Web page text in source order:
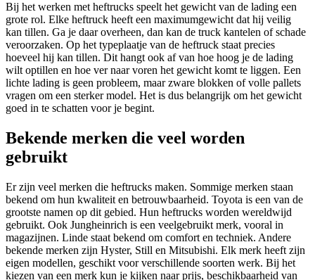
Bij het werken met heftrucks speelt het gewicht van de lading een
grote rol. Elke heftruck heeft een maximumgewicht dat hij veilig
kan tillen. Ga je daar overheen, dan kan de truck kantelen of schade
veroorzaken. Op het typeplaatje van de heftruck staat precies
hoeveel hij kan tillen. Dit hangt ook af van hoe hoog je de lading
wilt optillen en hoe ver naar voren het gewicht komt te liggen. Een
lichte lading is geen probleem, maar zware blokken of volle pallets
vragen om een sterker model. Het is dus belangrijk om het gewicht
goed in te schatten voor je begint.
Bekende merken die veel worden
gebruikt
Er zijn veel merken die heftrucks maken. Sommige merken staan
bekend om hun kwaliteit en betrouwbaarheid. Toyota is een van de
grootste namen op dit gebied. Hun heftrucks worden wereldwijd
gebruikt. Ook Jungheinrich is een veelgebruikt merk, vooral in
magazijnen. Linde staat bekend om comfort en techniek. Andere
bekende merken zijn Hyster, Still en Mitsubishi. Elk merk heeft zijn
eigen modellen, geschikt voor verschillende soorten werk. Bij het
kiezen van een merk kun je kijken naar prijs, beschikbaarheid van